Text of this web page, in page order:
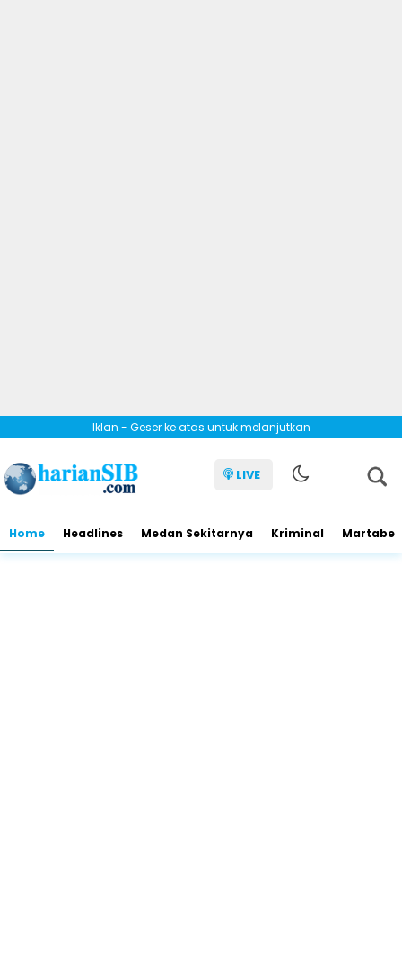
Iklan - Geser ke atas untuk melanjutkan
LIVE
Home Headlines Medan Sekitarnya Kriminal Martabe